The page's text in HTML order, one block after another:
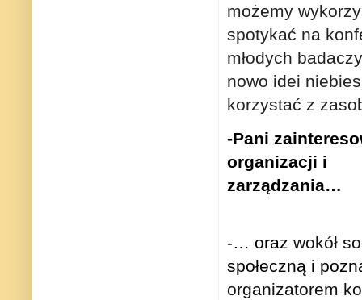
możemy
spotykać na
młodych
nowo idei
korzystać z
-Pani
organizacji i
zarządzania…
-… oraz wokół
społeczną i
organizatorem